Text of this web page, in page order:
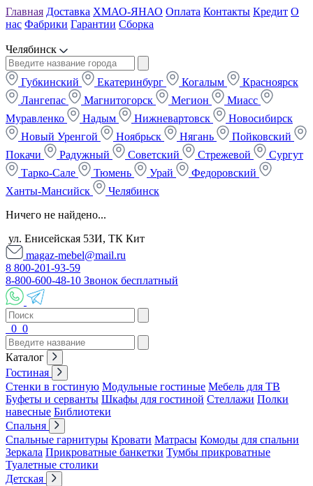
Главная Доставка ХМАО-ЯНАО Оплата Контакты Кредит О
нас Фабрики Гарантии Сборка
Челябинск
Губкинский Екатеринбург Когалым
Красноярск
Лангепас
Магнитогорск Мегион
Миасс
Муравленко
Надым Нижневартовск
Новосибирск
Новый Уренгой
Ноябрьск Нягань
Пойковский
Покачи
Радужный Советский Стрежевой
Сургут
Тарко-Сале
Тюмень Урай
Федоровский
Ханты-Мансийск
Челябинск
Ничего не найдено...
ул. Енисейская 53И, ТК Кит
magaz-mebel@mail.ru
8 800-201-93-59
8-800-600-48-10 Звонок бесплатный
0 0
Каталог
Гостиная
Стенки в гостиную Модульные гостиные Мебель для ТВ
Буфеты и серванты Шкафы для гостиной Стеллажи Полки
навесные Библиотеки
Спальня
Спальные гарнитуры Кровати Матрасы Комоды для спальни
Зеркала Прикроватные банкетки Тумбы прикроватные
Туалетные столики
Детская